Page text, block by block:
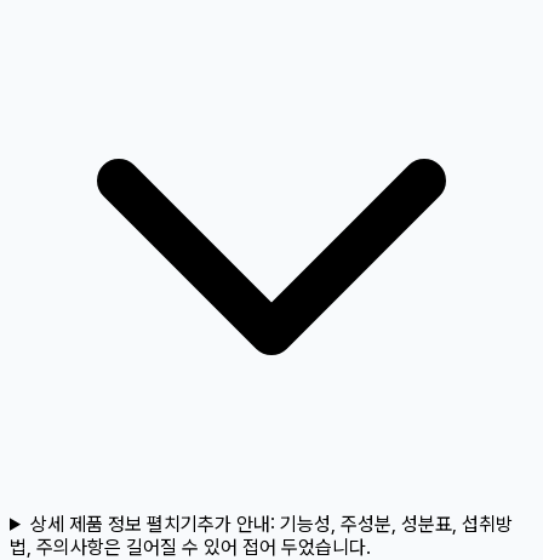
상세 제품 정보 펼치기추가 안내: 기능성, 주성분, 성분표, 섭취방
법, 주의사항은 길어질 수 있어 접어 두었습니다.